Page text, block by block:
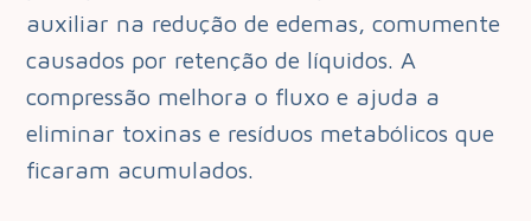
auxiliar na redução de edemas, comumente
causados por retenção de líquidos. A
compressão melhora o fluxo e ajuda a
eliminar toxinas e resíduos metabólicos que
ficaram acumulados.